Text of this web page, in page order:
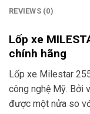
REVIEWS (0)
Lốp xe
chính hãng
Lốp xe Milestar
công nghệ Mỹ. Bởi
được một nửa so